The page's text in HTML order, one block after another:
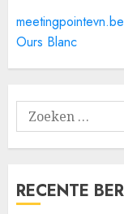
meetingpointevn.be
Ours Blanc
Zoeken
naar:
RECENTE